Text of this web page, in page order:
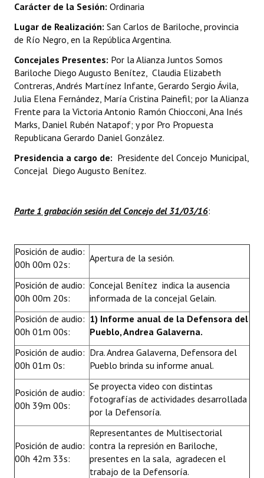
Declaraciones
Resoluciones
Resoluciones de Presidencia
INSTITUCIONAL
Antiguos Pobladores
Noticias Destacadas
Datos Históricos
Audiencias Públicas - Registro
Mujeres que Dejaron Huellas - Registro
Periodistas Decanos - Registro
Ciudadano Ilustre - Registro
Banca del Vecino - Registro
Huéspedes de Honor - Registro
Antiguos Pobladores - Registro
Reconocimientos - Registro
Bariloche, Municipio intercultural
Carácter de la Sesión: Ordinaria
Lugar de Realización: San Carlos de Bariloche, provincia
de Río Negro, en la República Argentina.
Concejales Presentes: Por la Alianza Juntos Somos
Bariloche Diego Augusto Benítez, Claudia Elizabeth
Contreras, Andrés Martínez Infante, Gerardo Sergio Ávila,
Julia Elena Fernández, María Cristina Painefil; por la Alianza
Frente para la Victoria Antonio Ramón Chiocconi, Ana Inés
Marks, Daniel Rubén Natapof; y por Pro Propuesta
Republicana Gerardo Daniel González.
Presidencia a cargo de: Presidente del Concejo Municipal,
Concejal Diego Augusto Benítez.
Parte 1 grabación sesión del Concejo del 31/03/16:
Posición de audio:
00h 00m 02s:
Apertura de la sesión.
Posición de audio:
00h 00m 20s:
Concejal Benítez indica la ausencia
informada de la concejal Gelain.
Posición de audio:
00h 01m 00s:
1) Informe anual de la Defensora del
Pueblo, Andrea Galaverna.
Posición de audio:
00h 01m 0s:
Dra. Andrea Galaverna, Defensora del
Pueblo brinda su informe anual.
Posición de audio:
00h 39m 00s:
Se proyecta video con distintas
fotografías de actividades desarrollada
por la Defensoría.
Posición de audio:
00h 42m 33s:
Representantes de Multisectorial
contra la represión en Bariloche,
presentes en la sala, agradecen el
trabajo de la Defensoría.